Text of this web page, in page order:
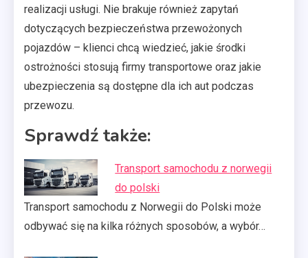
realizacji usługi. Nie brakuje również zapytań
dotyczących bezpieczeństwa przewożonych
pojazdów – klienci chcą wiedzieć, jakie środki
ostrożności stosują firmy transportowe oraz jakie
ubezpieczenia są dostępne dla ich aut podczas
przewozu.
Sprawdź także:
Transport samochodu z norwegii
do polski
Transport samochodu z Norwegii do Polski może
odbywać się na kilka różnych sposobów, a wybór…